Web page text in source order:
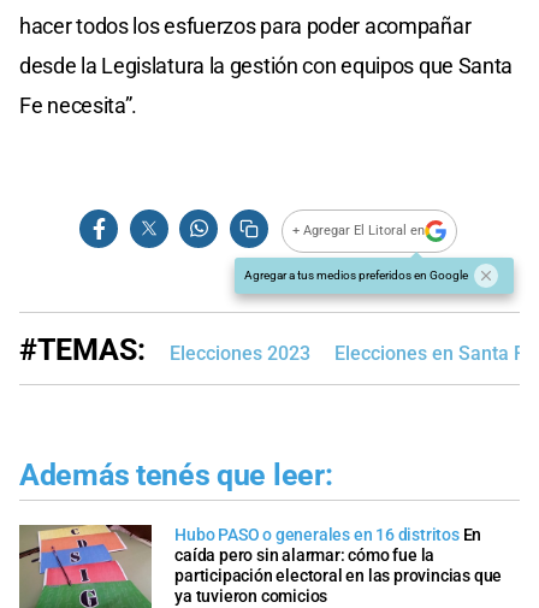
hacer todos los esfuerzos para poder acompañar
desde la Legislatura la gestión con equipos que Santa
Fe necesita”.
+ Agregar El Litoral en
Agregar a tus medios preferidos en Google
#TEMAS: Elecciones 2023 Elecciones en Santa Fe
Además tenés que leer:
Hubo PASO o generales en 16 distritos En
caída pero sin alarmar: cómo fue la
participación electoral en las provincias que
ya tuvieron comicios